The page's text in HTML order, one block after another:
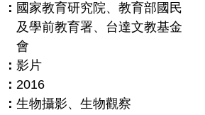
國家教育研究院、教育部國民
及學前教育署、台達文教基金
會
影片
2016
生物攝影、生物觀察